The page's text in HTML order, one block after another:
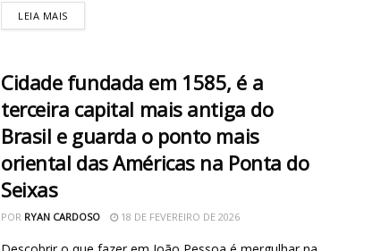
LEIA MAIS
Cidade fundada em 1585, é a
terceira capital mais antiga do
Brasil e guarda o ponto mais
oriental das Américas na Ponta do
Seixas
POR RYAN CARDOSO 18 DE FEVEREIRO DE 2026